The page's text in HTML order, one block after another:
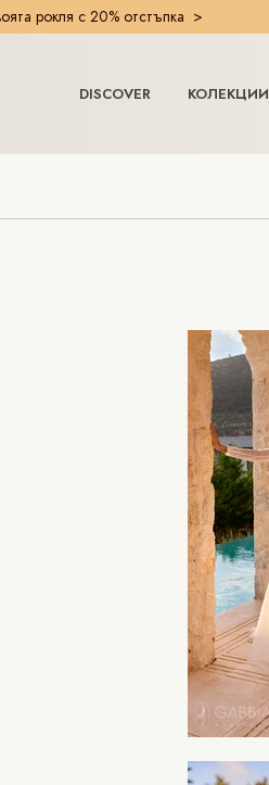
рокля с 20% отстъпка >
DISCOVER КОЛЕКЦИИ